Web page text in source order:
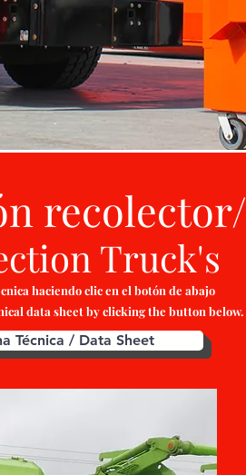
recolector/
Truck's
haciendo clic en el botón de abajo
data sheet by clicking the button below.
Técnica / Data Sheet